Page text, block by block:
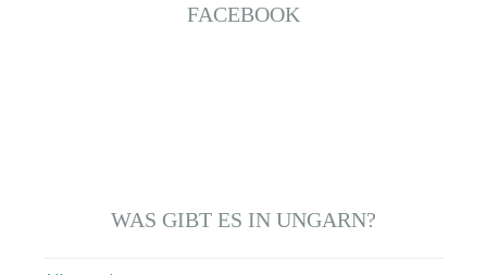
FACEBOOK
WAS GIBT ES IN UNGARN?